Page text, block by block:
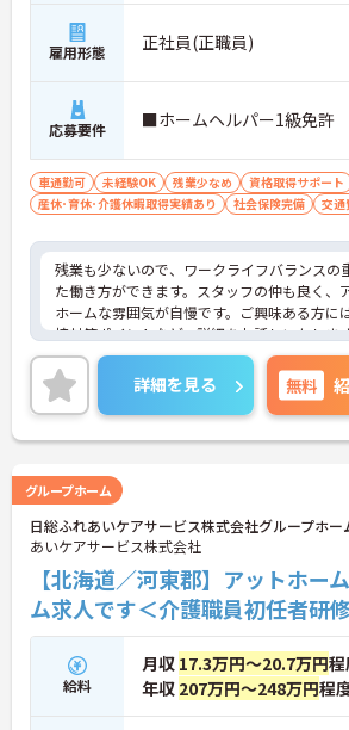
雇用形態 正社員(正職員)
応募要件 ■ホームヘルパー1級免許
車通勤可 未経験OK 残業少なめ 資格取得サポート
産休･育休･介護休暇取得実績あり
社会保険完備 交通
残業も少ないので、ワークライフバランスの
た働き方ができます。スタッフの仲も良く、
ホームな雰囲気が自慢です。ご興味ある方に
接対策ポイントなど、詳細をお話しいたしま
お気軽にご相談ください。
詳細を見る 無料
グループホーム
日総ふれあいケアサービス株式会社グループホー
あいケアサービス株式会社
【北海道／河東郡】アットホー
ム求人です＜介護職員初任者研
給料
月収 17.3万円～20.7万円程
年収 207万円～248万円程